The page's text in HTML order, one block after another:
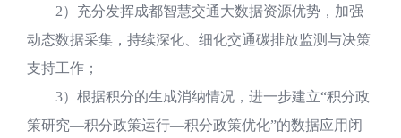
2）充分发挥成都智慧交通大数据资源优势，加强
动态数据采集，持续深化、细化交通碳排放监测与决策
支持工作；
3）根据积分的生成消纳情况，进一步建立“积分政
策研究—积分政策运行—积分政策优化”的数据应用闭